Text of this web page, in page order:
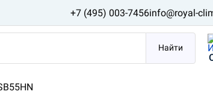
+7 (495) 003-7456info@royal-
Найти